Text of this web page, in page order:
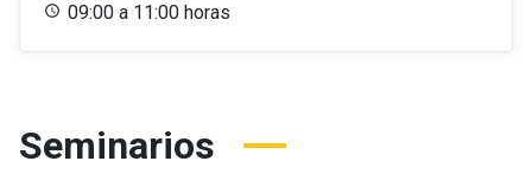
09:00 a 11:00 horas
Seminarios